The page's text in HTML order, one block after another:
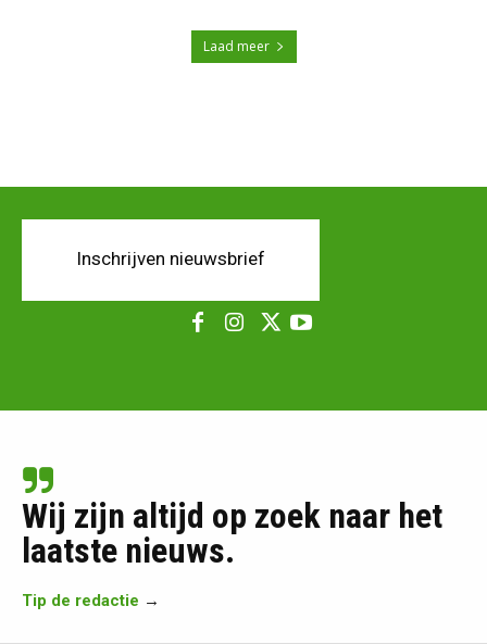
Laad meer
Inschrijven nieuwsbrief
Wij zijn altijd op zoek naar het
laatste nieuws.
Tip de redactie →